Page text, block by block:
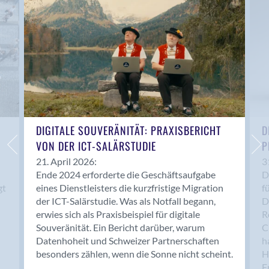
Anwil
Appenzell
Au SG
Baar
Baden
Balsthal
Balzers
Basel
Bassersdorf
Belp
Bendern
Benken (SG)
Bergdietikon
Berlin
Bern
Bern - Liebefeld
DIGITALE SOUVERÄNITÄT: PRAXISBERICHT
VON DER ICT-SALÄRSTUDIE
21. April 2026:
Ende 2024 erforderte die Geschäftsaufgabe
eines Dienstleisters die kurzfristige Migration
der ICT-Salärstudie. Was als Notfall begann,
erwies sich als Praxisbeispiel für digitale
Souveränität. Ein Bericht darüber, warum
Datenhoheit und Schweizer Partnerschaften
besonders zählen, wenn die Sonne nicht scheint.